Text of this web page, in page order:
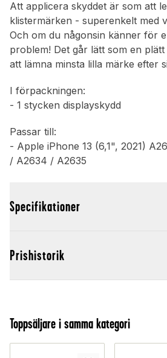
Att applicera skyddet är som att
klistermärken - superenkelt med
Och om du någonsin känner för
problem! Det går lätt som en
att lämna minsta lilla märke efter
I förpackningen:
- 1 stycken displayskydd
Passar till:
- Apple iPhone 13 (6,1", 2021)
/ A2634 / A2635
Specifikationer
Prishistorik
Toppsäljare i samma kategori